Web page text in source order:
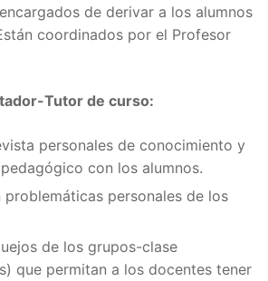
de derivar a los alumnos
coordinados por el Profesor
Tutor de curso:
personales de conocimiento y
con los alumnos.
problemáticas personales de los
de los grupos-clase
que permitan a los docentes tener